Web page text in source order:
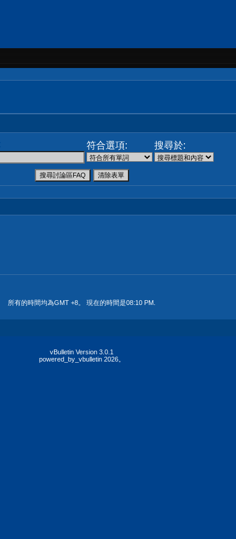
符合選項: 搜尋於:
所有的時間均為GMT +8。 現在的時間是08:10 PM
vBulletin Version 3.0.1
powered_by_vbulletin 2026。